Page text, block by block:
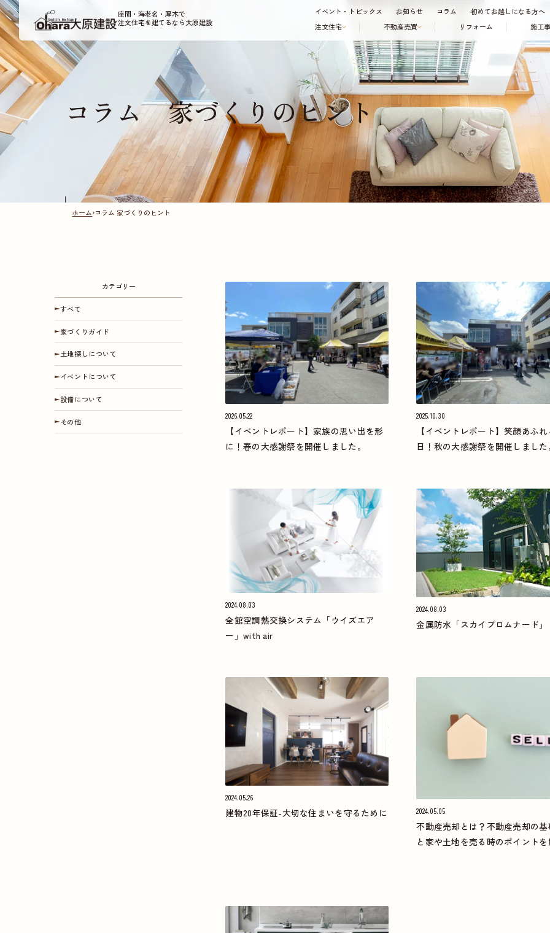
座間・海老名・厚木で
注文住宅を建てるなら大原建設
注文住宅 不動産売買 リフォーム 施工
イベント・トピックス お知らせ コラム 初めてお越しになる方へ
コラム家づくりのヒント
ホーム コラム 家づくりのヒント
カテゴリー
すべて
家づくりガイド
土地探しについて
イベントについて
設備について
その他
2026.05.22
【イベントレポート】家族の思い出を形
に！春の大感謝祭を開催しました。
2025.10.30
【イベントレポート】笑顔あふ
日！秋の大感謝祭を開催しました
2024.08.03
全館空調熱交換システム「ウイズエア
ー」with air
2024.08.03
金属防水「スカイプロムナード」
2024.05.26
建物20年保証-大切な住まいを守るために 2024.05.05
不動産売却とは？不動産売却の
と家や土地を売る時のポイント